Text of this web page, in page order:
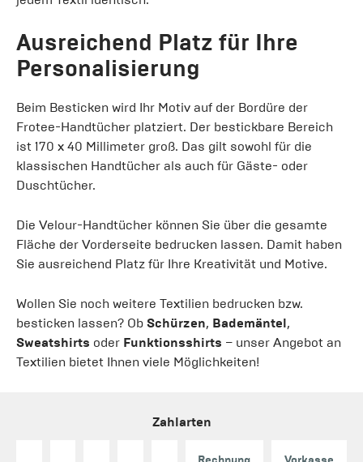
Ausreichend Platz für Ihre
Personalisierung
Beim Besticken wird Ihr Motiv auf der Bordüre der
Frotee-Handtücher platziert. Der bestickbare Bereich
ist 170 x 40 Millimeter groß. Das gilt sowohl für die
klassischen Handtücher als auch für Gäste- oder
Duschtücher.
Die Velour-Handtücher können Sie über die gesamte
Fläche der Vorderseite bedrucken lassen. Damit haben
Sie ausreichend Platz für Ihre Kreativität und Motive.
Wollen Sie noch weitere Textilien bedrucken bzw.
besticken lassen? Ob Schürzen, Bademäntel,
Sweatshirts oder Funktionsshirts – unser Angebot an
Textilien bietet Ihnen viele Möglichkeiten!
Zahlarten